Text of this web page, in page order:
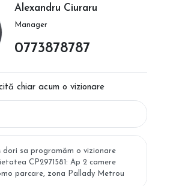
Alexandru Ciuraru
Manager
0773878787
chiar acum o vizionare